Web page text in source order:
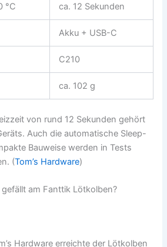
°C ca. 12 Sekunden
Akku + USB-C
C210
ca. 102 g
von rund 12 Sekunden gehört
Auch die automatische Sleep-
Bauweise werden in Tests
(Tom’s Hardware)
am Fanttik Lötkolben?
Hardware erreichte der Lötkolben